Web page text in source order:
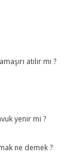
atılır mı ?
yenir mi ?
ne demek ?